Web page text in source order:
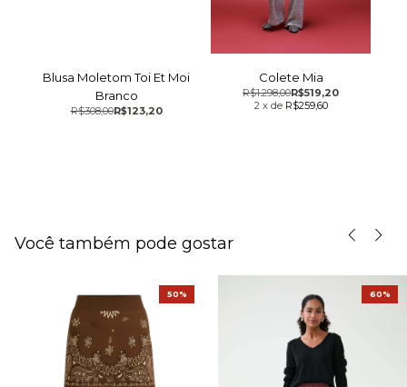
Blusa Moletom Toi Et Moi
Branco
R$123,20
R$308,00
Colete Mia
R$519,20
R$1.298,00
2 x de R$259,60
Você também pode gostar
50% 60%